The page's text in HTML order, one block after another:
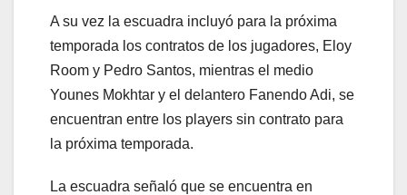
A su vez la escuadra incluyó para la próxima
temporada los contratos de los jugadores, Eloy
Room y Pedro Santos, mientras el medio
Younes Mokhtar y el delantero Fanendo Adi, se
encuentran entre los players sin contrato para
la próxima temporada.
La escuadra señaló que se encuentra en